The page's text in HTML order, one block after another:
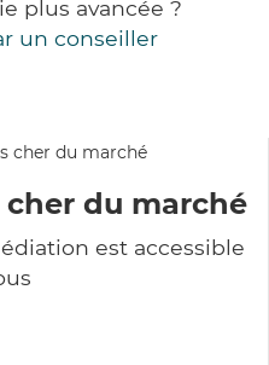
plus avancée ?
un conseiller
du marché
est accessible